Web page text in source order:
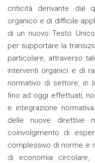
criticità derivante dal
organico e di difficile
di un nuovo Testo
per supportare la
particolare, attraverso
interventi organici e di
normativo di settore, in
fino ad oggi effettuati,
e integrazione
delle nuove direttive
coinvolgimento di
complessivo di norme e
di economia